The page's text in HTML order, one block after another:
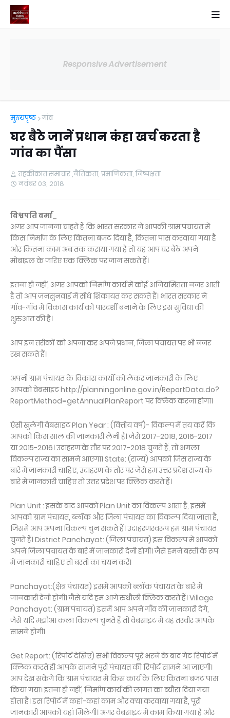
Responsive Advertisement
मुख्यपृष्ठ गांव
घर बैठे जानें प्रधान कंहा खर्च करता है
गांव का पैंसा
तहकीकात समाचार ,नैतिकता, प्रमाणिकता, निष्पक्षता
नवंबर 03, 2018
विश्वपति वर्मा_
अगर आप जानना चाहते हैं कि भारत सरकार ने आपकी ग्राम पंचायत में
किस निर्माण के लिए कितना बजट दिया है, कितना पास करवाया गया है
और कितना काम अब तक कराया गया है तो यह आप घर बैठे अपने
मोबाइल के जरिए एक क्लिक पर जान सकते हैं।
इतना ही नहीं, अगर आपको निर्माण कार्य में कोई अनियमितता नजर आती
है तो आप जनसुनवाई में सीधे शिकायत कर सकते हैं। भारत सरकार ने
गाँव-गाँव में विकास कार्य को पारदर्शी बनाने के लिए इस सुविधा की
शुरुआत की है।
आप इन तरीकों को अपना कर अपने प्रधान, जिला पंचायत पर भी नजर
रख सकते हैं।
अपनी ग्राम पंचायत के विकास कार्यों को लेकर जानकारी के लिए
आपको वेबसाइट http://planningonline.gov.in/ReportData.do?
ReportMethod=getAnnualPlanReport पर क्लिक करना होगा।
ऐसी खुलेगी वेबसाइट Plan Year : (वित्तीय वर्ष)- विकल्प में तय करें कि
आपको किस साल की जानकारी लेनी है। जैसे 2017-2018, 2016-2017
या 2015-2016। उदाहरण के तौर पर 2017-2018 चुनते हैं, तो अगला
विकल्प राज्य का सामने आएगा। State: (राज्य) आपको जिस राज्य के
बारे में जानकारी चाहिए, उदाहरण के तौर पर जैसे हम उत्तर प्रदेश राज्य के
बारे में जानकारी चाहिए तो उत्तर प्रदेश पर क्लिक करते हैं।
Plan Unit : इसके बाद आपको Plan Unit का विकल्प आता है, इसमें
आपको ग्राम पंचायत, ब्लॉक और जिला पंचायत का विकल्प दिया जाता है,
जिसमें आप अपना विकल्प चुन सकते हैं। उदाहरणस्वरूप हम ग्राम पंचायत
चुनते हैं। District Panchayat: (जिला पंचायत) इस विकल्प में आपको
अपने जिला पंचायत के बारे में जानकारी देनी होगी। जैसे हमने बस्ती के रूप
में जानकारी चाहिए तो बस्ती का चयन करें।
Panchayat:(क्षेत्र पंचायत) इसमें आपको ब्लॉक पंचायत के बारे में
जानकारी देनी होगी। जैसे यदि हम आगे रुधौली क्लिक करते हैं। Village
Panchayat: (ग्राम पंचायत) इसमें आप अपने गाँव की जानकारी देंगे,
जैसे यदि मझौआ कला विकल्प चुनते हैं तो वेबसाइट में यह तस्वीर आपके
सामने होगी।
Get Report: (रिपोर्ट देखिए) सभी विकल्प पूरे भरने के बाद गेट रिपोर्ट में
क्लिक करते ही आपके सामने पूरी पंचायत की रिपोर्ट सामने आ जाएगी।
आप देख सकेंगे कि ग्राम पंचायत में किस कार्य के लिए कितना बजट पास
किया गया। इतना ही नहीं, निर्माण कार्य की लागत का ब्यौरा दिया गया
होता है। इस रिपोर्ट में कहां-कहां काम और क्या करवाया गया है, पूरी
जानकारी आपको यहां मिलेगी। अगर वेबसाइट में काम किया गया है और